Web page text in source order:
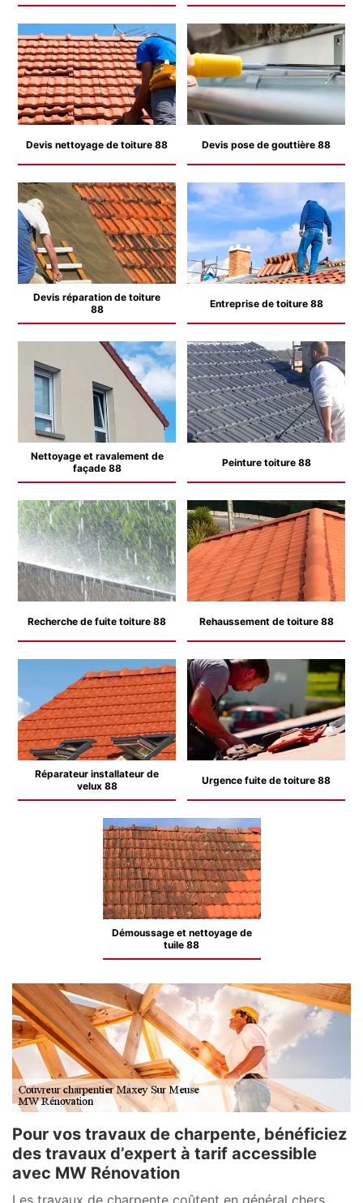
Devis nettoyage de toiture 88 Devis pose de gouttière 88
Devis réparation de toiture
88
Entreprise de toiture 88
Nettoyage et ravalement de
façade 88
Peinture toiture 88
Recherche de fuite toiture 88 Rehaussement de toiture 88
Réparateur installateur de
velux 88
Urgence fuite de toiture 88
Démoussage et nettoyage de
tuile 88
Pour vos travaux de charpente, bénéficiez
des travaux d’expert à tarif accessible
avec MW Rénovation
Les travaux de charpente coûtent en général chers.